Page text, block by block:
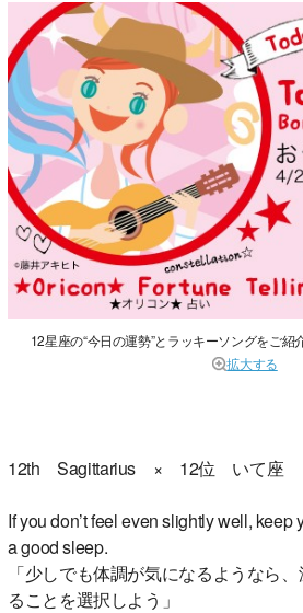
12星座の“今日の運勢”とラッキーソングをご
拡大する
12th Sagittarius × 12位 いて座
If you don’t feel even slightly well,
a good sleep.
「少しでも体調が気になるようなら
ることを選択しよう」